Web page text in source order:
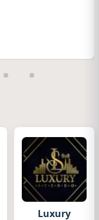
Luxury